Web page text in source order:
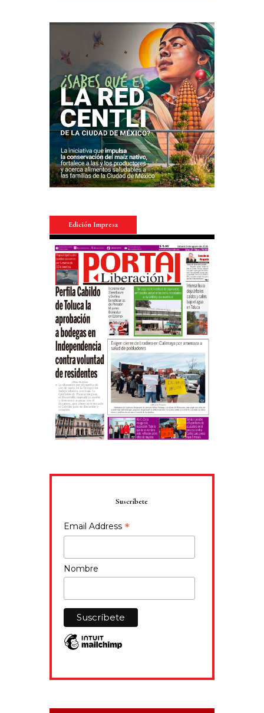
Edición Impresa
Suscríbete
Email Address *
Nombre